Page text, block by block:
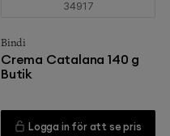
34917
Bindi
Crema Catalana 140 g
Butik
Logga in för att se pris